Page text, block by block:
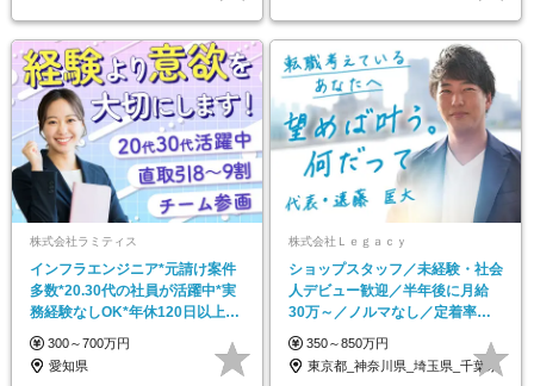
株式会社ラミティス
インフラエンジニア*元請け案件
多数*20.30代の社員が活躍中*実
務経験なしOK*年休120日以上*
夜勤なし
300～700万円
愛知県
株式会社Ｌｅｇａｃｙ
ショップスタッフ／未経験・社会
人デビュー歓迎／半年後に月給
30万～／ノルマなし／定着率
100％／残業基本なし
350～850万円
東京都_神奈川県_埼玉県_千葉県